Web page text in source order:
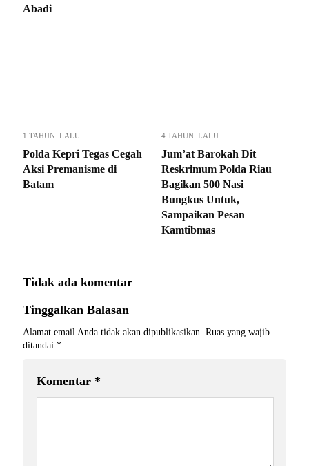
Abadi
1 TAHUN LALU
Polda Kepri Tegas Cegah
Aksi Premanisme di
Batam
4 TAHUN LALU
Jum’at Barokah Dit
Reskrimum Polda Riau
Bagikan 500 Nasi
Bungkus Untuk,
Sampaikan Pesan
Kamtibmas
Tidak ada komentar
Tinggalkan Balasan
Alamat email Anda tidak akan dipublikasikan. Ruas yang wajib
ditandai *
Komentar *